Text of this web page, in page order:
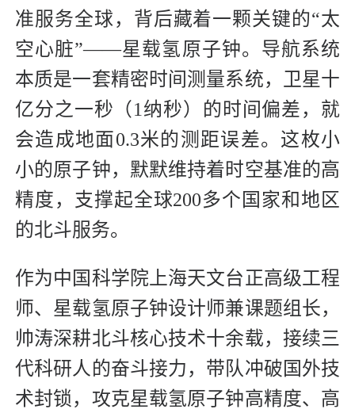
准服务全球，背后藏着一颗关键的“太
空心脏”——星载氢原子钟。导航系统
本质是一套精密时间测量系统，卫星十
亿分之一秒（1纳秒）的时间偏差，就
会造成地面0.3米的测距误差。这枚小
小的原子钟，默默维持着时空基准的高
精度，支撑起全球200多个国家和地区
的北斗服务。
作为中国科学院上海天文台正高级工程
师、星载氢原子钟设计师兼课题组长，
帅涛深耕北斗核心技术十余载，接续三
代科研人的奋斗接力，带队冲破国外技
术封锁，攻克星载氢原子钟高精度、高